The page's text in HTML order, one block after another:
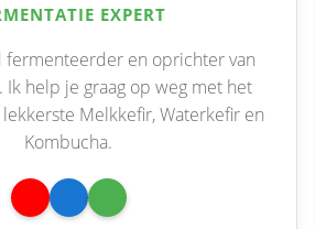
EXPERT
fermenteerder en oprichter van
Ik help je graag op weg met het
Melkkefir, Waterkefir en
Kombucha.